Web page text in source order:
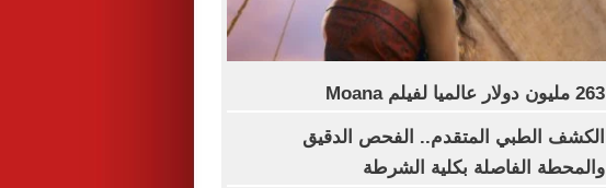
263 مليون دولار عالميا لفيلم Moana
الكشف الطبي المتقدم.. الفحص الدقيق
والمحطة الفاصلة بكلية الشرطة